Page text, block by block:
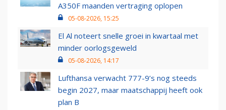
A350F maanden vertraging oplopen
05-08-2026, 15:25
El Al noteert snelle groei in kwartaal met
minder oorlogsgeweld
05-08-2026, 14:17
Lufthansa verwacht 777-9’s nog steeds
begin 2027, maar maatschappij heeft ook
plan B